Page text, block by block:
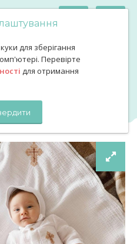
для зберігання
Перевірте
для отримання
для